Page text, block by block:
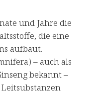
und Jahre die
die eine
aufbaut.
– auch als
bekannt –